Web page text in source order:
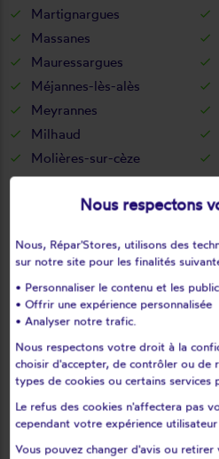
Martignargues
Massanes
Mauressargues
Méjannes-lès-alès
Meyrannes
Milhaud
Molières-sur-cèze
Mons
Montaren-et-saint-médiers
Montfaucon
Montpezat
Moussac
Nages-et-solorgues
Ners
Notre-dame-de-la-rouvière
Orthoux-sérignac-quilhan
Peyremale
Nous respectons
Nous, Répar'Stores, utilisons des
sur notre site pour les finalités
• Personnaliser le contenu et les
• Offrir une expérience personnalisée
• Analyser notre trafic.
Nous respectons votre droit à la
choisir d'accepter, de contrôler ou de
types de cookies ou certains services
Le refus des cookies n'affectera pas
cependant votre expérience
Vous pouvez changer d'avis ou